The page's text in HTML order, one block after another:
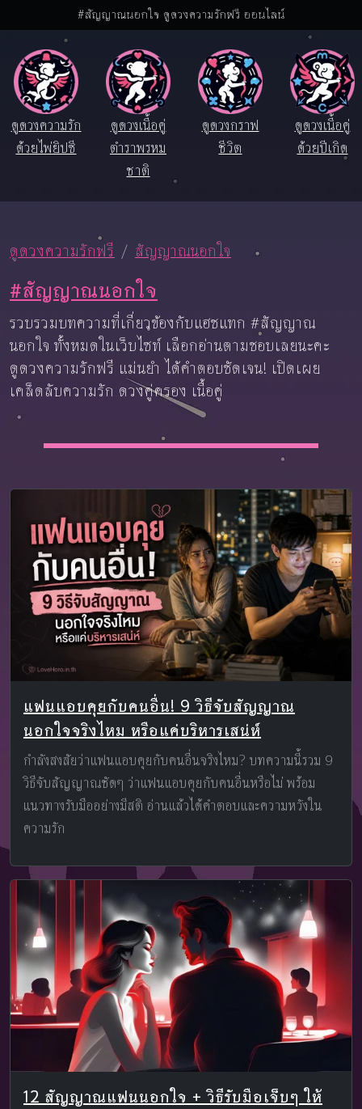
#สัญญาณนอกใจ ดูดวงความรักฟรี ออนไลน์
ดูดวงความรัก
ด้วยไพ่ยิปซี
ดูดวงเนื้อคู่
ตำราพรหม
ชาติ
ดูดวงกราฟ
ชีวิต
ดูดวงเนื้อคู่
ด้วยปีเกิด
ดูดวงความรักฟรี สัญญาณนอกใจ
#สัญญาณนอกใจ
รวบรวมบทความที่เกี่ยวข้องกับแฮชแทก #สัญญาณ
นอกใจ ทั้งหมดในเว็บไซท์ เลือกอ่านตามชอบเลยนะคะ
ดูดวงความรักฟรี แม่นยำ ได้คำตอบชัดเจน! เปิดเผย
เคล็ดลับความรัก ดวงคู่ครอง เนื้อคู่
แฟนแอบคุยกับคนอื่น! 9 วิธีจับสัญญาณ
นอกใจจริงไหม หรือแค่บริหารเสน่ห์
กำลังสงสัยว่าแฟนแอบคุยกับคนอื่นจริงไหม? บทความนี้รวม 9
วิธีจับสัญญาณชัดๆ ว่าแฟนแอบคุยกับคนอื่นหรือไม่ พร้อม
แนวทางรับมืออย่างมีสติ อ่านแล้วได้คำตอบและความหวังใน
ความรัก
12 สัญญาณแฟนนอกใจ + วิธีรับมือเจ็บๆ ให้